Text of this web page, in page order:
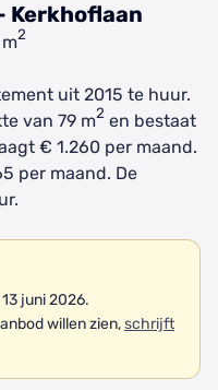
Kerkhoflaan
2
uit 2015 te huur.
van 79 m2 en bestaat
€ 1.260 per maand.
per maand. De
juni 2026.
willen zien,schrijft